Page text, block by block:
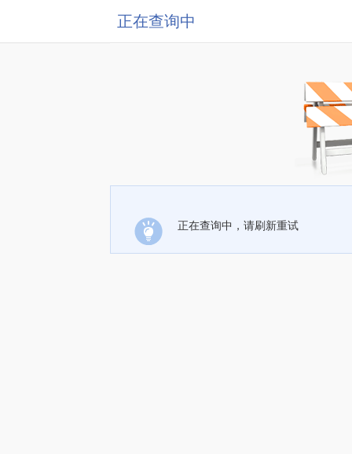
正在查询中
正在查询中，请刷新重试